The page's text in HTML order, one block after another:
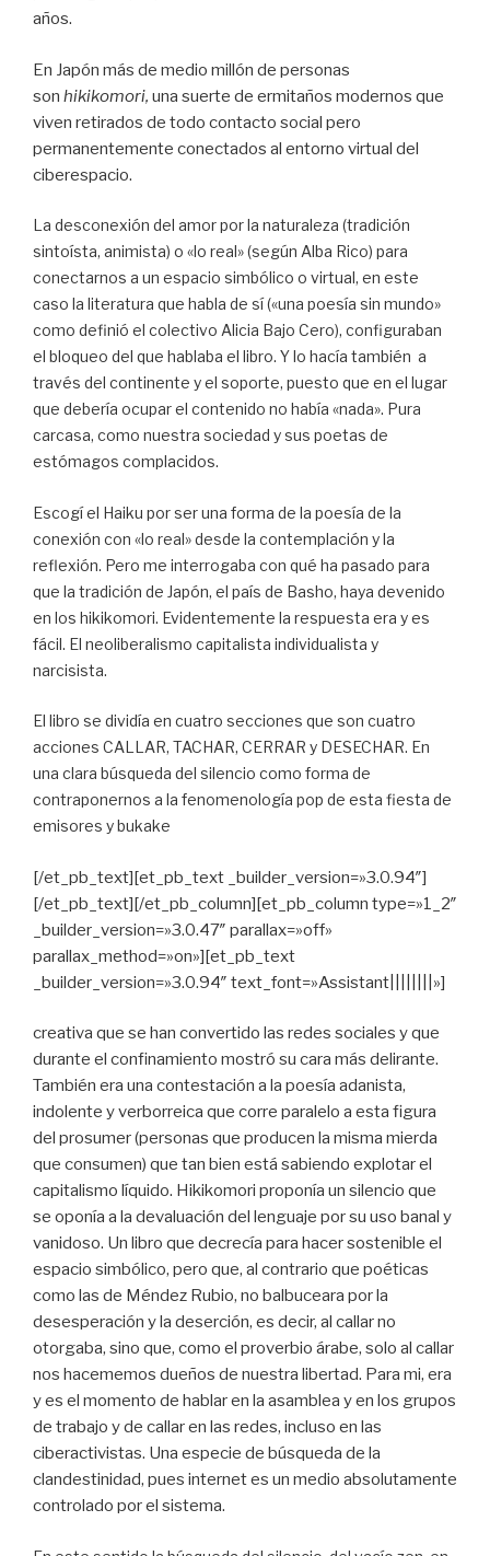
años.
En Japón más de medio millón de personas
son hikikomori, una suerte de ermitaños modernos que
viven retirados de todo contacto social pero
permanentemente conectados al entorno virtual del
ciberespacio.
La desconexión del amor por la naturaleza (tradición
sintoísta, animista) o «lo real» (según Alba Rico) para
conectarnos a un espacio simbólico o virtual, en este
caso la literatura que habla de sí («una poesía sin mundo»
como definió el colectivo Alicia Bajo Cero), configuraban
el bloqueo del que hablaba el libro. Y lo hacía también a
través del continente y el soporte, puesto que en el lugar
que debería ocupar el contenido no había «nada». Pura
carcasa, como nuestra sociedad y sus poetas de
estómagos complacidos.
Escogí el Haiku por ser una forma de la poesía de la
conexión con «lo real» desde la contemplación y la
reflexión. Pero me interrogaba con qué ha pasado para
que la tradición de Japón, el país de Basho, haya devenido
en los hikikomori. Evidentemente la respuesta era y es
fácil. El neoliberalismo capitalista individualista y
narcisista.
El libro se dividía en cuatro secciones que son cuatro
acciones CALLAR, TACHAR, CERRAR y DESECHAR. En
una clara búsqueda del silencio como forma de
contraponernos a la fenomenología pop de esta fiesta de
emisores y bukake
[/et_pb_text][et_pb_text _builder_version=»3.0.94″]
[/et_pb_text][/et_pb_column][et_pb_column type=»1_2″
_builder_version=»3.0.47″ parallax=»off»
parallax_method=»on»][et_pb_text
_builder_version=»3.0.94″ text_font=»Assistant||||||||»]
creativa que se han convertido las redes sociales y que
durante el confinamiento mostró su cara más delirante.
También era una contestación a la poesía adanista,
indolente y verborreica que corre paralelo a esta figura
del prosumer (personas que producen la misma mierda
que consumen) que tan bien está sabiendo explotar el
capitalismo líquido. Hikikomori proponía un silencio que
se oponía a la devaluación del lenguaje por su uso banal y
vanidoso. Un libro que decrecía para hacer sostenible el
espacio simbólico, pero que, al contrario que poéticas
como las de Méndez Rubio, no balbuceara por la
desesperación y la deserción, es decir, al callar no
otorgaba, sino que, como el proverbio árabe, solo al callar
nos hacememos dueños de nuestra libertad. Para mi, era
y es el momento de hablar en la asamblea y en los grupos
de trabajo y de callar en las redes, incluso en las
ciberactivistas. Una especie de búsqueda de la
clandestinidad, pues internet es un medio absolutamente
controlado por el sistema.